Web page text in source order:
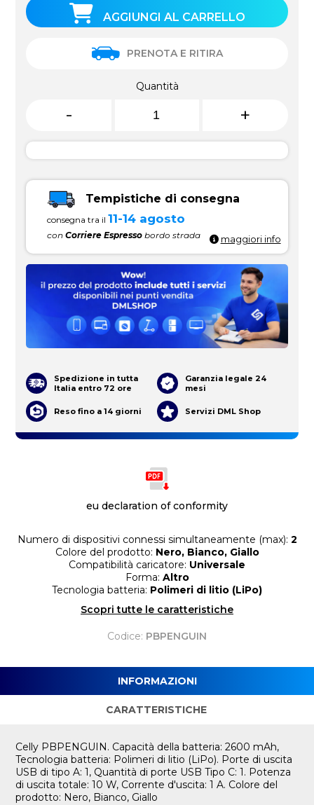
eu declaration of conformity
Numero di dispositivi connessi simultaneamente (max): 2
Colore del prodotto: Nero, Bianco, Giallo
Compatibilità caricatore: Universale
Forma: Altro
Tecnologia batteria: Polimeri di litio (LiPo)
Scopri tutte le caratteristiche
Codice: PBPENGUIN
AGGIUNGI AL CARRELLO
PRENOTA E RITIRA
Quantità
- +
Tempistiche di consegna
consegna tra il 11-14 agosto
conCorriere Espresso bordo strada maggiori info
Spedizione in tutta
Italia entro 72 ore
Garanzia legale 24
mesi
Reso fino a 14 giorni Servizi DML Shop
INFORMAZIONI
CARATTERISTICHE
Celly PBPENGUIN. Capacità della batteria: 2600 mAh,
Tecnologia batteria: Polimeri di litio (LiPo). Porte di uscita
USB di tipo A: 1, Quantità di porte USB Tipo C: 1. Potenza
di uscita totale: 10 W, Corrente d'uscita: 1 A. Colore del
prodotto: Nero, Bianco, Giallo